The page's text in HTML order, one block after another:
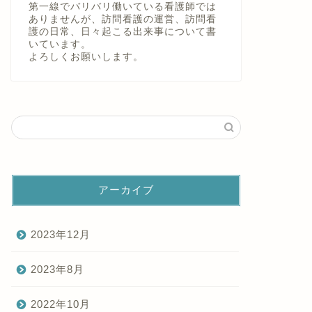
第一線でバリバリ働いている看護師では
ありませんが、訪問看護の運営、訪問看
護の日常、日々起こる出来事について書
いています。
よろしくお願いします。
アーカイブ
2023年12月
2023年8月
2022年10月